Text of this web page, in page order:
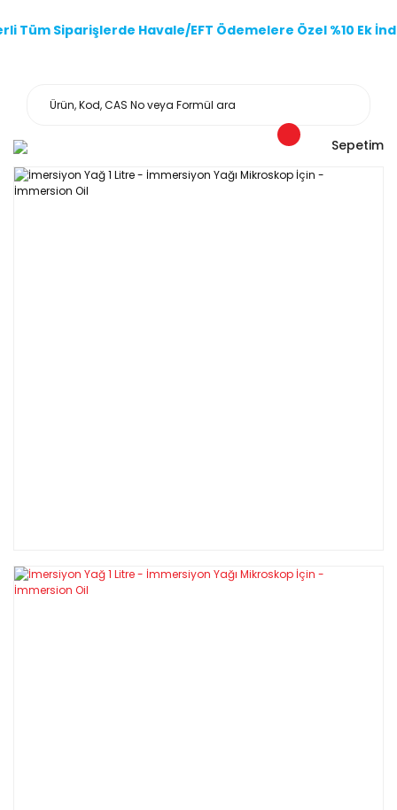
Tüm Siparişlerde Havale/EFT Ödemelere Özel %10 Ek
Sepetim